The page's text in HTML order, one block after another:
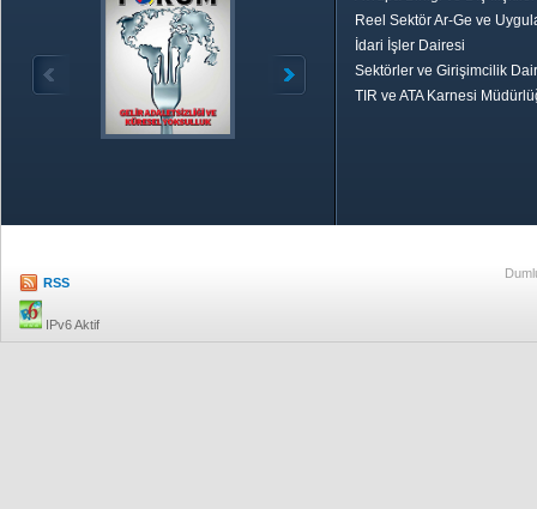
Reel Sektör Ar-Ge ve
İdari İşler Dairesi
Sektörler ve Girişimcilik
TIR ve ATA Karnesi
RSS
IPv6 Aktif